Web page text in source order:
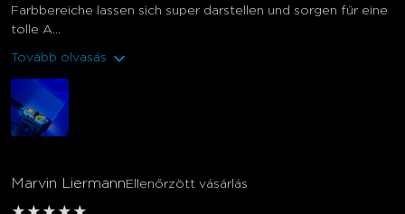
Farbbereiche lassen sich super darstellen und sorgen für eine
tolle A...
Tovább olvasás
Marvin Liermann Ellenőrzött vásárlás